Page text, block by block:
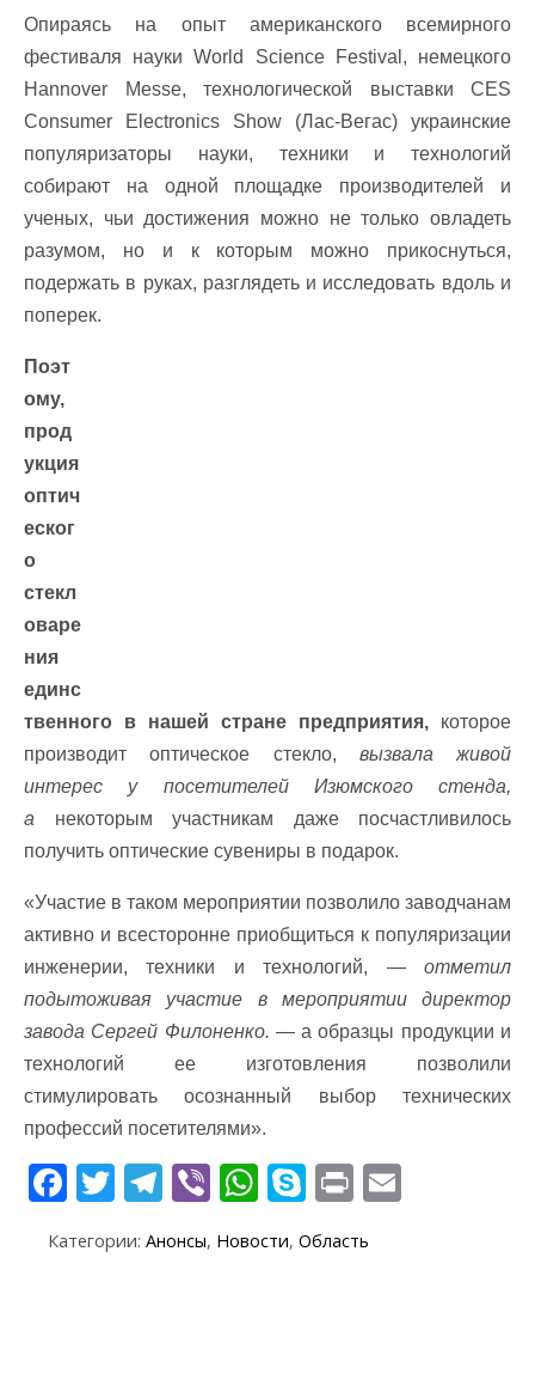
Опираясь на опыт американского всемирного
фестиваля науки World Science Festival, немецкого
Hannover Messe, технологической выставки CES
Consumer Electronics Show (Лас-Вегас) украинские
популяризаторы науки, техники и технологий
собирают на одной площадке производителей и
ученых, чьи достижения можно не только овладеть
разумом, но и к которым можно прикоснуться,
подержать в руках, разглядеть и исследовать вдоль и
поперек.
Поэт
ому,
прод
укция
оптич
еског
о
стекл
оваре
ния
единс
твенного в нашей стране предприятия, которое
производит оптическое стекло, вызвала живой
интерес у посетителей Изюмского стенда,
а некоторым участникам даже посчастливилось
получить оптические сувениры в подарок.
«Участие в таком мероприятии позволило заводчанам
активно и всесторонне приобщиться к популяризации
инженерии, техники и технологий, — отметил
подытоживая участие в мероприятии директор
завода Сергей Филоненко. — а образцы продукции и
технологий ее изготовления позволили
стимулировать осознанный выбор технических
профессий посетителями».
F
e
T
itt
T
e
Vi
er
W
at
S
k
y
Pr
t
Категории: Анонсы, Новости, Область